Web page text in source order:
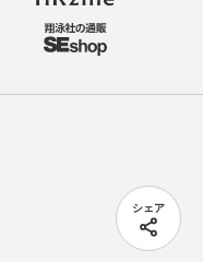
シェア